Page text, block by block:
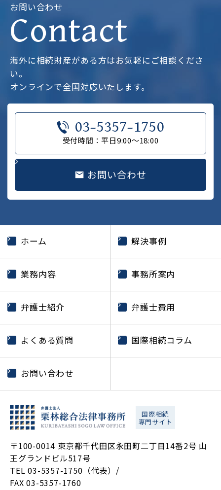
お問い合わせ
Contact
海外に相続財産がある方はお気軽にご相談くださ
い。
オンラインで全国対応いたします。
03-5357-1750
受付時間：平日9:00～18:00
お問い合わせ
ホーム 解決事例
業務内容 事務所案内
弁護士紹介 弁護士費用
よくある質問 国際相続コラム
お問い合わせ
国際相続
専門サイト
〒100-0014 東京都千代田区永田町二丁目14番2号 山
王グランドビル517号
TEL 03-5357-1750（代表）/
FAX 03-5357-1760